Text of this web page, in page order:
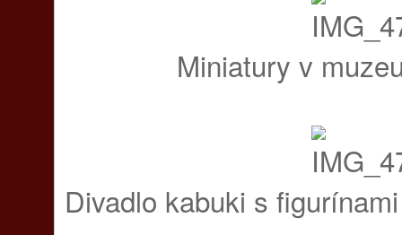
Miniatury v
Divadlo kabuki s